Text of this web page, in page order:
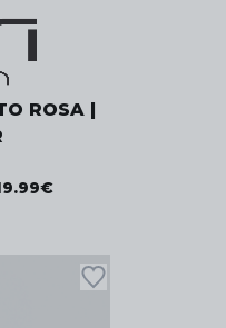
ROSA |
€